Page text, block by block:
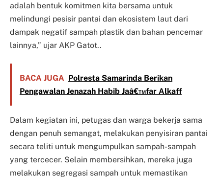
adalah bentuk komitmen kita bersama untuk
melindungi pesisir pantai dan ekosistem laut dari
dampak negatif sampah plastik dan bahan pencemar
lainnya,” ujar AKP Gatot..
BACA JUGA Polresta Samarinda Berikan
Pengawalan Jenazah Habib Jaâ€™far Alkaff
Dalam kegiatan ini, petugas dan warga bekerja sama
dengan penuh semangat, melakukan penyisiran pantai
secara teliti untuk mengumpulkan sampah-sampah
yang tercecer. Selain membersihkan, mereka juga
melakukan segregasi sampah untuk memastikan